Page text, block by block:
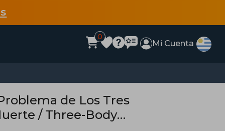
0
Mi Cuenta
de Los Tres
/ Three-Body